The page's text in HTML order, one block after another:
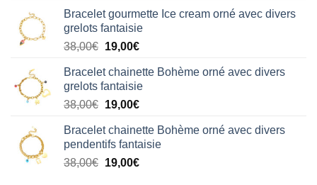
initial
était :
38,00€.
actuel
est :
19,00€.
Bracelet gourmette Ice cream orné avec divers
grelots fantaisie
38,00€ Le
initial
était :
38,00€.
19,00€Le
actuel
est :
19,00€.
Bracelet chainette Bohème orné avec divers
grelots fantaisie
38,00€ Le
initial
était :
38,00€.
19,00€Le
actuel
est :
19,00€.
Bracelet chainette Bohème orné avec divers
pendentifs fantaisie
38,00€ Le
19,00€Le